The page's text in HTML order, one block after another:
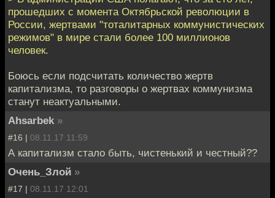
прошедших с момента Октябрьской революции в
России, жертвами "тоталитарных коммунистических
режимов" в мире стали более 100 миллионов
человек.
Боюсь если подсчитать количество жертв
капитализма, то разговоры о жертвах коммунизма
станут неактуальными.
Ahsarbek »
#16 | 08.11.17 11:59
А капитализм стало быть, чистенький и честный??
Очень_Злой »
#17 | 08.11.17 12:01